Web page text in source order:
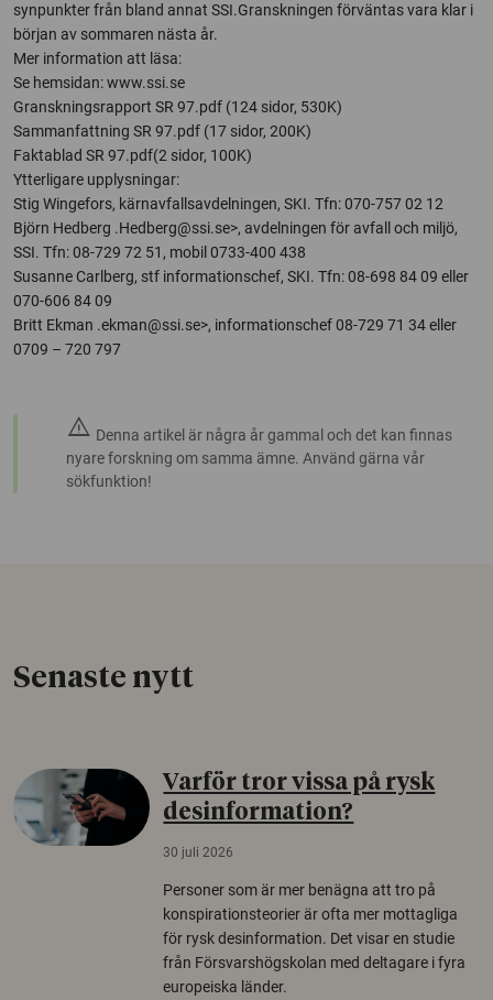
synpunkter från bland annat SSI.Granskningen förväntas vara klar i
början av sommaren nästa år.
Mer information att läsa:
Se hemsidan: www.ssi.se
Granskningsrapport SR 97.pdf (124 sidor, 530K)
Sammanfattning SR 97.pdf (17 sidor, 200K)
Faktablad SR 97.pdf(2 sidor, 100K)
Ytterligare upplysningar:
Stig Wingefors, kärnavfallsavdelningen, SKI. Tfn: 070-757 02 12
Björn Hedberg .Hedberg@ssi.se>, avdelningen för avfall och miljö,
SSI. Tfn: 08-729 72 51, mobil 0733-400 438
Susanne Carlberg, stf informationschef, SKI. Tfn: 08-698 84 09 eller
070-606 84 09
Britt Ekman .ekman@ssi.se>, informationschef 08-729 71 34 eller
0709 – 720 797
warning Denna artikel är några år gammal och det kan finnas
nyare forskning om samma ämne. Använd gärna vår
sökfunktion!
Senaste nytt
Varför tror vissa på rysk
desinformation?
30 juli 2026
Personer som är mer benägna att tro på
konspirationsteorier är ofta mer mottagliga
för rysk desinformation. Det visar en studie
från Försvarshögskolan med deltagare i fyra
europeiska länder.